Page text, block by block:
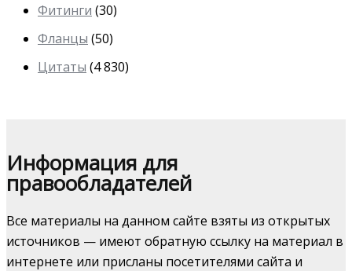
Фитинги (30)
Фланцы (50)
Цитаты (4 830)
Информация для
правообладателей
Все материалы на данном сайте взяты из открытых
источников — имеют обратную ссылку на материал в
интернете или присланы посетителями сайта и